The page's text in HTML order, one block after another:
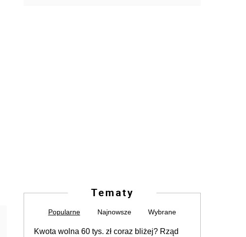
Tematy
Popularne Najnowsze Wybrane
Kwota wolna 60 tys. zł coraz bliżej? Rząd